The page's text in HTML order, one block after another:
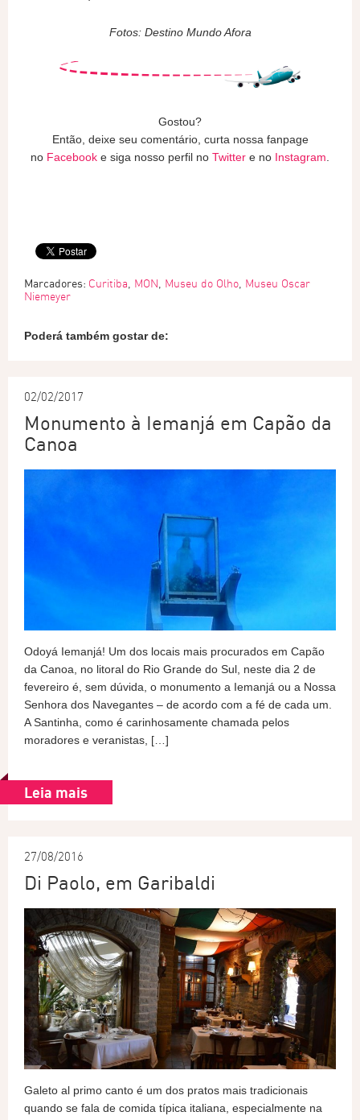
Fotos: Destino Mundo Afora
Gostou?
Então, deixe seu comentário, curta nossa fanpage
no Facebook e siga nosso perfil no Twitter e no Instagram
Marcadores: Curitiba, MON, Museu do Olho, Museu Oscar
Niemeyer
Poderá também gostar de:
02/02/2017
Monumento à Iemanjá em Capão da
Canoa
Odoyá Iemanjá! Um dos locais mais procurados em Capão
da Canoa, no litoral do Rio Grande do Sul, neste dia 2 de
fevereiro é, sem dúvida, o monumento a Iemanjá ou a Nossa
Senhora dos Navegantes – de acordo com a fé de cada um.
A Santinha, como é carinhosamente chamada pelos
moradores e veranistas, […]
Leia mais
27/08/2016
Di Paolo, em Garibaldi
Galeto al primo canto é um dos pratos mais tradicionais
quando se fala de comida típica italiana, especialmente na